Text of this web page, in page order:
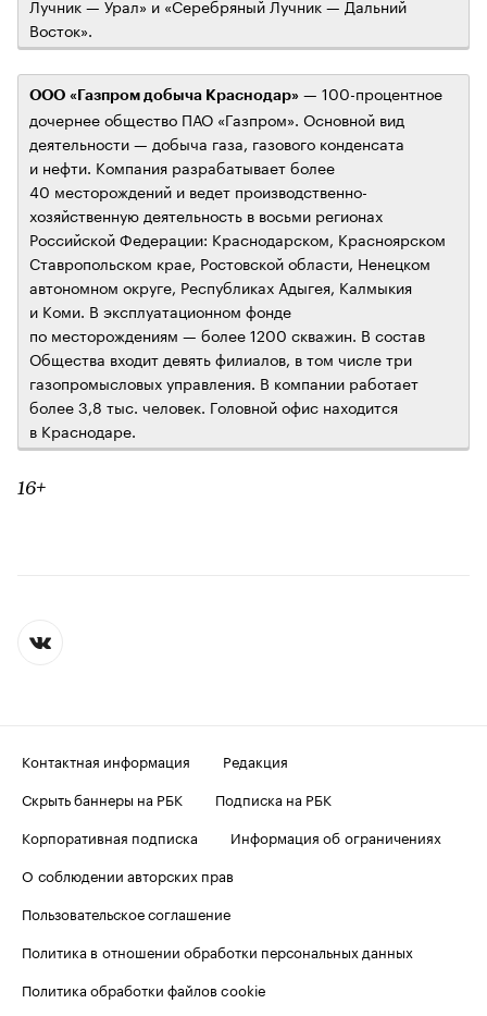
Лучник — Урал» и «Серебряный Лучник — Дальний
Восток».
ООО «Газпром добыча Краснодар» — 100-процентное
дочернее общество ПАО «Газпром». Основной вид
деятельности — добыча газа, газового конденсата
и нефти. Компания разрабатывает более
40 месторождений и ведет производственно-
хозяйственную деятельность в восьми регионах
Российской Федерации: Краснодарском, Красноярском
Ставропольском крае, Ростовской области, Ненецком
автономном округе, Республиках Адыгея, Калмыкия
и Коми. В эксплуатационном фонде
по месторождениям — более 1200 скважин. В состав
Общества входит девять филиалов, в том числе три
газопромысловых управления. В компании работает
более 3,8 тыс. человек. Головной офис находится
в Краснодаре.
16+
Контактная информация
Редакция
Скрыть баннеры на РБК
Подписка на РБК
Корпоративная подписка
Информация об ограничениях
О соблюдении авторских прав
Пользовательское соглашение
Политика в отношении обработки персональных данных
Политика обработки файлов cookie